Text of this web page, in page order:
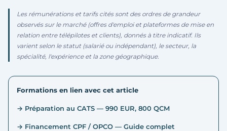
Les rémunérations et tarifs cités sont des ordres de grandeur
observés sur le marché (offres d'emploi et plateformes de mise en
relation entre télépilotes et clients), donnés à titre indicatif. Ils
varient selon le statut (salarié ou indépendant), le secteur, la
spécialité, l'expérience et la zone géographique.
Formations en lien avec cet article
→ Préparation au CATS — 990 EUR, 800 QCM
→ Financement CPF / OPCO — Guide complet